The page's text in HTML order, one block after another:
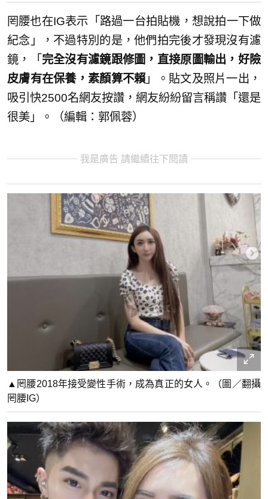
罔腰也在IG表示「路過一台拍貼機，想說拍一下做
紀念」，不過特別的是，他們拍完後才發現沒有濾
鏡，「 完全沒有濾鏡跟修圖，直接原圖輸出，好險
皮膚有在保養，素顏算不賴 」。貼文及照片一出，
吸引快2500名網友按讚，網友紛紛留言稱讚「還是
很美」。（編輯：郭佩蓉）
我是廣告 請繼續往下閱讀
▲罔腰2018年接受變性手術，成為真正的女人。（圖／翻攝
罔腰IG）